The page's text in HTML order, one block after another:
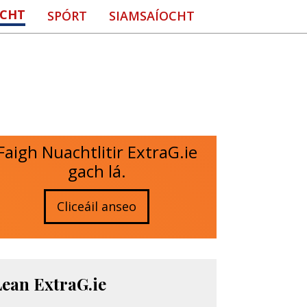
SPÓRT SIAMSAÍOCHT
Nuachtlitir ExtraG.ie
gach lá.
Cliceáil anseo
ExtraG.ie